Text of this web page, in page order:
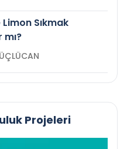
Sıkmak
mı?
GÜÇLÜCAN
Projeleri